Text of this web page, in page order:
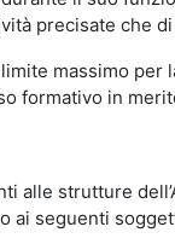
precisate che
massimo per
formativo in
alle strutture
ai seguenti